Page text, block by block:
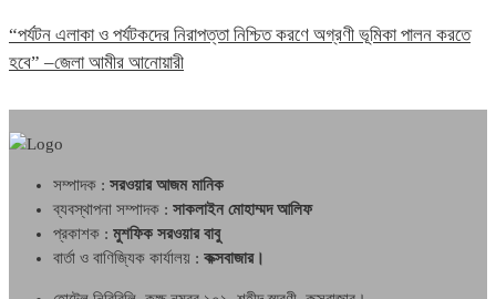
“পর্যটন এলাকা ও পর্যটকদের নিরাপত্তা নিশ্চিত করণে অগ্রণী ভূমিকা পালন করতে
হবে” –জেলা আমীর আনোয়ারী
সম্পাদক : সরওয়ার আজম মানিক
ব্যবস্থাপনা সম্পাদক : সাকলাইন মোহাম্মদ আলিফ
প্রকাশক : মুশফিক সরওয়ার বাবু
বার্তা ও বাণিজ্যিক কার্যালয় : কক্সবাজার।